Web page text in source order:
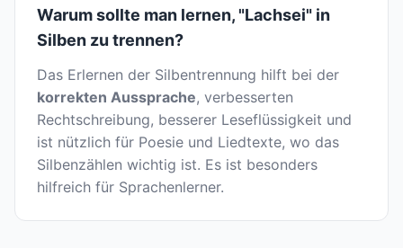
Warum sollte man lernen, "Lachsei" in
Silben zu trennen?
Das Erlernen der Silbentrennung hilft bei der
korrekten Aussprache, verbesserten
Rechtschreibung, besserer Leseflüssigkeit und
ist nützlich für Poesie und Liedtexte, wo das
Silbenzählen wichtig ist. Es ist besonders
hilfreich für Sprachenlerner.